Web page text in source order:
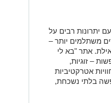
יתרונות רבים על
משתלמים יותר –
אתר "בא לי
– זוגיות,
אטרקטיביות
בלתי נשכחת,